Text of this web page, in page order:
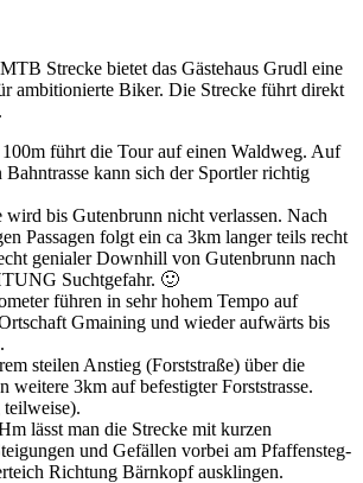
Strecke bietet das Gästehaus Grudl eine
ambitionierte Biker. Die Strecke führt direkt
führt die Tour auf einen Waldweg. Auf
Bahntrasse kann sich der Sportler richtig
wird bis Gutenbrunn nicht verlassen. Nach
Passagen folgt ein ca 3km langer teils recht
genialer Downhill von Gutenbrunn nach
Suchtgefahr. 🙂
führen in sehr hohem Tempo auf
Gmaining und wieder aufwärts bis
steilen Anstieg (Forststraße) über die
weitere 3km auf befestigter Forststrasse.
lässt man die Strecke mit kurzen
und Gefällen vorbei am Pfaffensteg-
Richtung Bärnkopf ausklingen.